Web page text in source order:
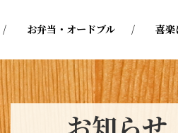
お弁当・オードブル 喜楽